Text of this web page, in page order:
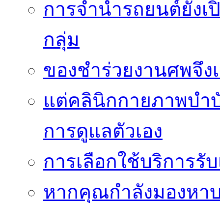
การจำนำรถยนต์ยัง
กลุ่ม
ของชำร่วยงานศพจึ
แต่คลินิกกายภาพบำ
การดูแลตัวเอง
การเลือกใช้บริการรั
หากคุณกำลังมองหา